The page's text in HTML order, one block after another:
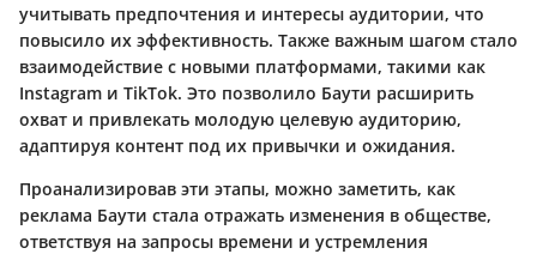
учитывать предпочтения и интересы аудитории, что
повысило их эффективность. Также важным шагом стало
взаимодействие с новыми платформами, такими как
Instagram и TikTok. Это позволило Баути расширить
охват и привлекать молодую целевую аудиторию,
адаптируя контент под их привычки и ожидания.
Проанализировав эти этапы, можно заметить, как
реклама Баути стала отражать изменения в обществе,
ответствуя на запросы времени и устремления